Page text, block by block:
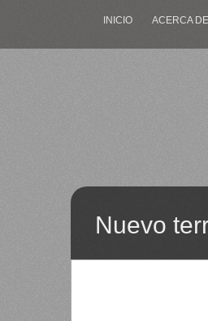
INICIO ACERCA
Nuevo